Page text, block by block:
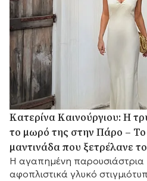
Κατερίνα Καινούργιου: Η
το μωρό της στην Πάρο –
μαντινάδα που ξετρέλανε
Η αγαπημένη παρουσιάστρια
αφοπλιστικά γλυκό